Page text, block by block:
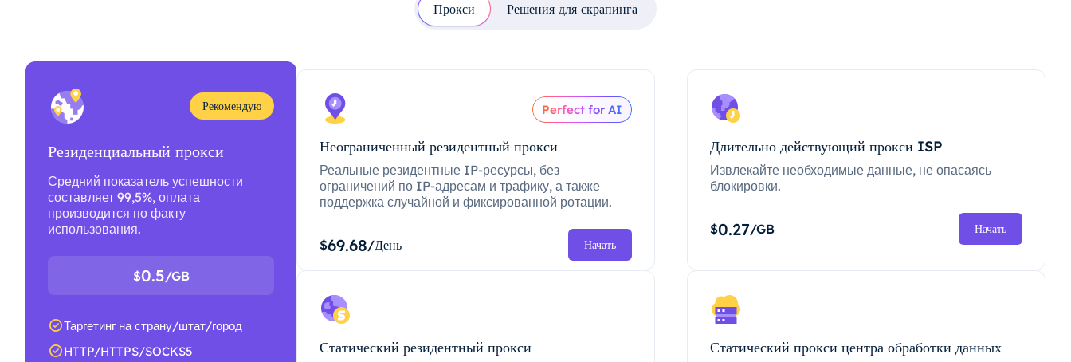
Прокси Решения для скрапинга
Рекомендую
Резиденциальный прокси
Средний показатель успешности
составляет 99,5%, оплата
производится по факту
использования.
$0.5/GB
Таргетинг на страну/штат/город
HTTP/HTTPS/SOCKS5
Perfect for AI
Неограниченный резидентный прокси
Реальные резидентные IP-ресурсы, без
ограничений по IP-адресам и трафику, а также
поддержка случайной и фиксированной ротации.
$69.68/День Начать
Длительно действующий прокси ISP
Извлекайте необходимые данные, не опасаясь
блокировки.
$0.27/GB Начать
Статический резидентный прокси Статический прокси центра обработки данных